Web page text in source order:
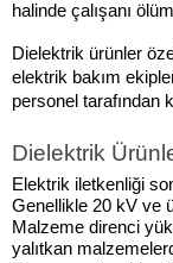
halinde çalışanı
Dielektrik ürünler
elektrik bakım
personel tarafından
Dielektrik
Elektrik iletkenliği
Genellikle 20 kV ve
Malzeme direnci
yalıtkan